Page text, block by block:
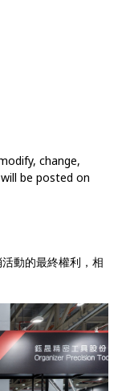
change,
be posted on
動的最終權利，相